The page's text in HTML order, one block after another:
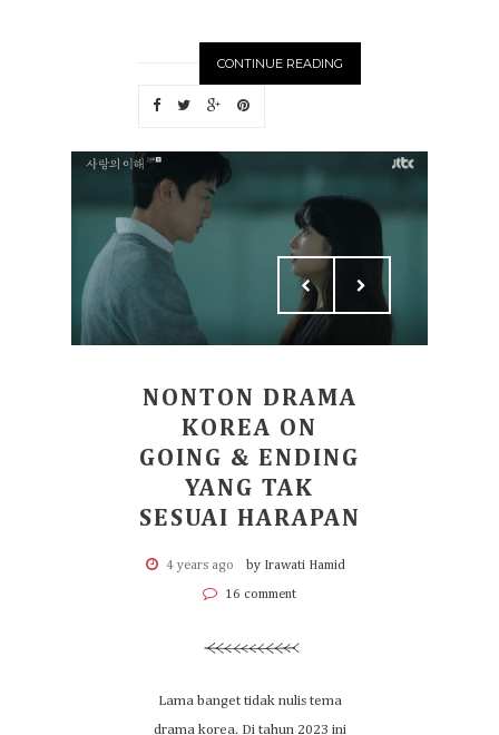
CONTINUE READING
NONTON DRAMA
KOREA ON
GOING & ENDING
YANG TAK
SESUAI HARAPAN
4 years ago by Irawati Hamid
16 comment
Lama banget tidak nulis tema
drama korea. Di tahun 2023 ini